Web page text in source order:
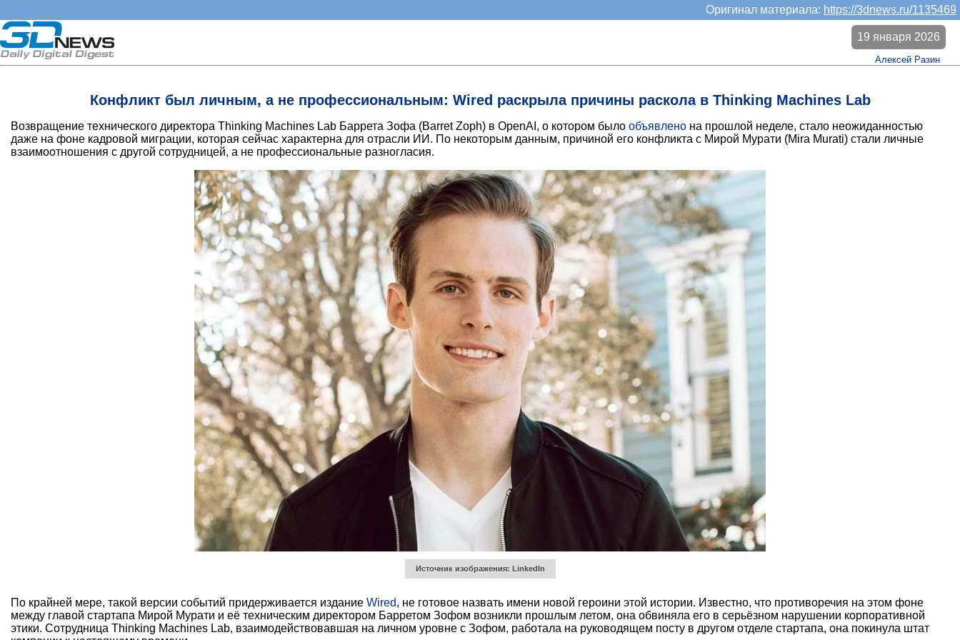
Оригинал материала: https://3dnews.ru/1135469
Конфликт был личным, а не профессиональным: Wired раскрыла причины раскола в Thinking Machines Lab
19 января 2026
Алексей Разин
Возвращение технического директора Thinking Machines Lab Баррета Зофа (Barret Zoph) в OpenAI, о котором было объявлено на прошлой неделе, стало неожиданностью
даже на фоне кадровой миграции, которая сейчас характерна для отрасли ИИ. По некоторым данным, причиной его конфликта с Мирой Мурати (Mira Murati) стали личные
взаимоотношения с другой сотрудницей, а не профессиональные разногласия.
Источник изображения: LinkedIn
По крайней мере, такой версии событий придерживается издание Wired, не готовое назвать имени новой героини этой истории. Известно, что противоречия на этом фоне
между главой стартапа Мирой Мурати и её техническим директором Барретом Зофом возникли прошлым летом, она обвиняла его в серьёзном нарушении корпоративной
этики. Сотрудница Thinking Machines Lab, взаимодействовавшая на личном уровне с Зофом, работала на руководящем посту в другом отделе стартапа, она покинула штат